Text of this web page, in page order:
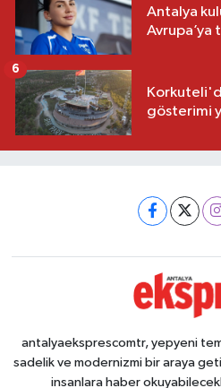
Antalya
Avrupa’ya
gösterimi
6
antalyaeksprescomtr, yepyeni
sadelik ve modernizmi bir araya
insanlara haber